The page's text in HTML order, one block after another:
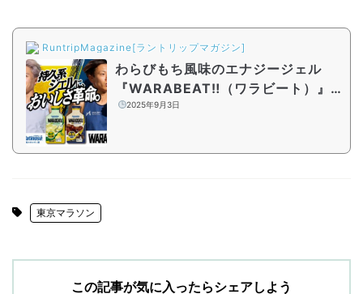
RuntripMagazine[ラントリップマガジン]
わらびもち風味のエナジージェル
『WARABEAT‼︎（ワラビート）』
発表！Runtrip BASE YOYOGI PAR
2025年9月3日
東京マラソン
この記事が気に入ったらシェアしよう